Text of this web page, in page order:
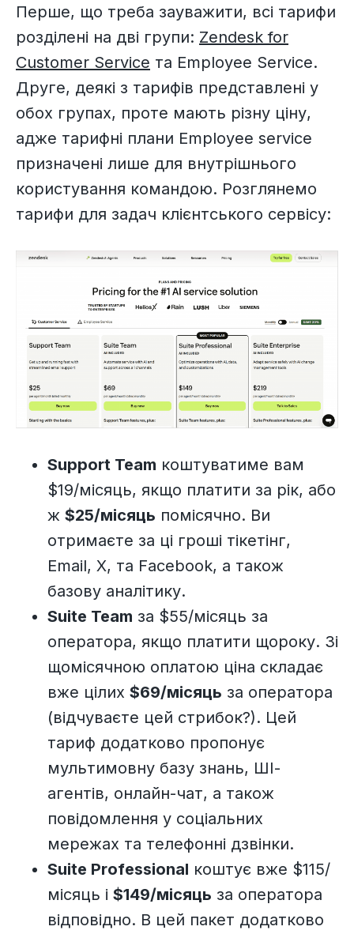
Перше, що треба зауважити, всі тарифи
розділені на дві групи: Zendesk for
Customer Service та Employee Service.
Друге, деякі з тарифів представлені у
обох групах, проте мають різну ціну,
адже тарифні плани Employee service
призначені лише для внутрішнього
користування командою. Розглянемо
тарифи для задач клієнтського сервісу:
Support Team коштуватиме вам
$19/місяць, якщо платити за рік, або
ж $25/місяць помісячно. Ви
отримаєте за ці гроші тікетінг,
Email, X, та Facebook, а також
базову аналітику.
Suite Team за $55/місяць за
оператора, якщо платити щороку. Зі
щомісячною оплатою ціна складає
вже цілих $69/місяць за оператора
(відчуваєте цей стрибок?). Цей
тариф додатково пропонує
мультимовну базу знань, ШІ-
агентів, онлайн-чат, а також
повідомлення у соціальних
мережах та телефонні дзвінки.
Suite Professional коштує вже $115/
місяць і $149/місяць за оператора
відповідно. В цей пакет додатково